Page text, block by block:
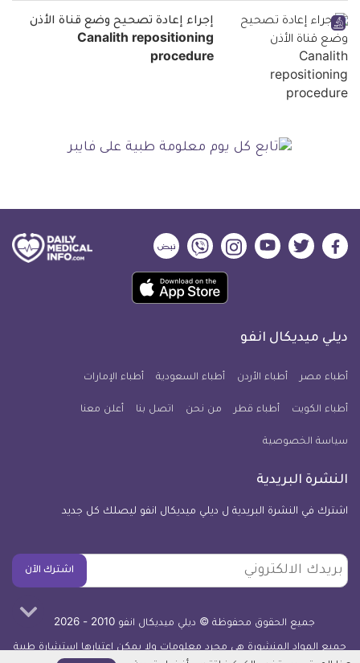
إجراء إعادة تصحيح وضع قناة الأذن
Canalith repositioning
procedure
ديلي
فيسبوك
ديلي
تويتر
ديلي
ميديكال
يوتيوب
ديلي
ميديكال
انفو
ديلي
ميديكال
انفو
ديلي
ميديكال
انفو
حمل
تطبيق
معلومة
للآيفون
ديلي ميديكال انفو
أطباء مصر أطباء الأردن أطباء السعودية أطباء الإمارات
أطباء الكويت أطباء قطر من نحن اتصل بنا أعلن معنا
سياسة الخصوصية
النشرة البريدية
اشترك في النشرة البريدية ل ديلي ميديكال انفو ليصلك كل جديد
بريدك
الالكتروني
اشترك الآن
جميع الحقوق محفوظة © ديلي ميديكال انفو 2010 - 2026
جميع المواد المنشورة هي مجرد معلومات ولا يمكن اعتبارها استشارة طبية